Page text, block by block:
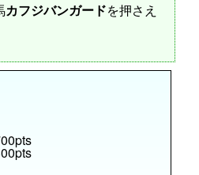
カフジバンガードを押さえ